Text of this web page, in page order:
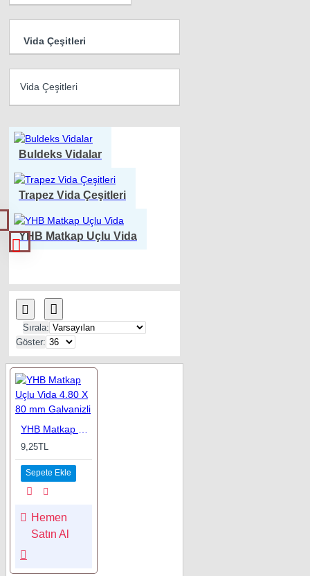
Vida Çeşitleri
Vida Çeşitleri
Buldeks Vidalar
Trapez Vida Çeşitleri
YHB Matkap Uçlu Vida
Sırala:
Göster:
YHB Matkap Uçlu Vida 4.80 X 80 mm Galvanizli
9,25TL
Sepete Ekle
Hemen
Satın Al